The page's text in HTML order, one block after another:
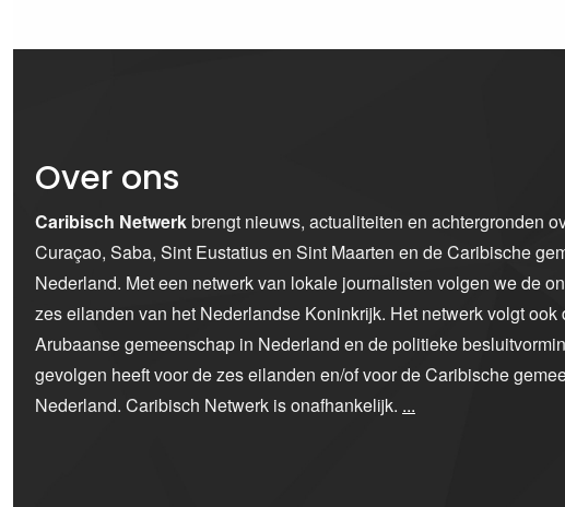
Over ons
Caribisch Netwerkbrengt nieuws, actualiteiten en achtergronden
Curaçao, Saba, Sint Eustatius en Sint Maarten en de Caribische
Nederland. Met een netwerk van lokale journalisten volgen we de
zes eilanden van het Nederlandse Koninkrijk. Het netwerk volgt
Arubaanse gemeenschap in Nederland en de politieke
gevolgen heeft voor de zes eilanden en/of voor de Caribische
Nederland. Caribisch Netwerk is onafhankelijk. ...